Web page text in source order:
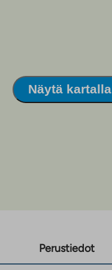
Näytä kartalla
Perustiedot